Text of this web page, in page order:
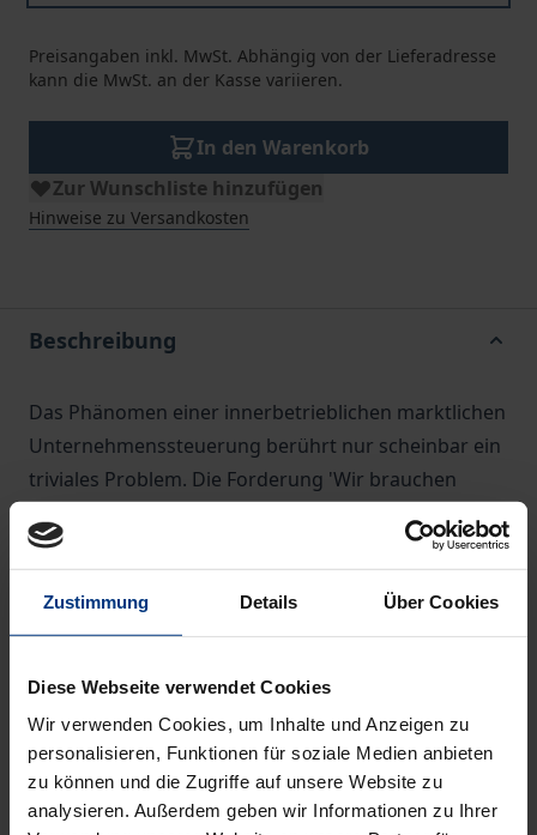
Zustimmung Details Über Cookies
Diese Webseite verwendet Cookies
Wir verwenden Cookies, um Inhalte und Anzeigen zu
personalisieren, Funktionen für soziale Medien anbieten
zu können und die Zugriffe auf unsere Website zu
analysieren. Außerdem geben wir Informationen zu Ihrer
Preisangaben inkl. MwSt. Abhängig von der Lieferadresse
kann die MwSt. an der Kasse variieren.
In den Warenkorb
Zur Wunschliste hinzufügen
Hinweise zu Versandkosten
Beschreibung
Das Phänomen einer innerbetrieblichen marktlichen
Unternehmenssteuerung berührt nur scheinbar ein
triviales Problem. Die Forderung 'Wir brauchen
ebenso schnell vermeintliche Patentlösungen zur
vorstellen, was er kann, und dann wählen wir aus!'
marktliche Unternehmenssteuerung wird bislang so
gut wie gar nicht explizit gestaltet, weil die zugrunde
liegenden Begrifflichkeiten unbekannt oder
unbewusst sind und damit das grundlegende
Verständnis kaum existent ist. Allenfalls erfolgt eine